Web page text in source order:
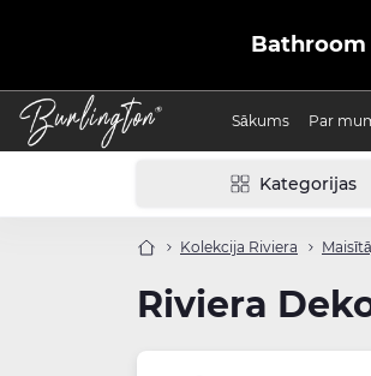
Bathroom
Sākums Par
Kategorijas
Kolekcija Riviera
Riviera